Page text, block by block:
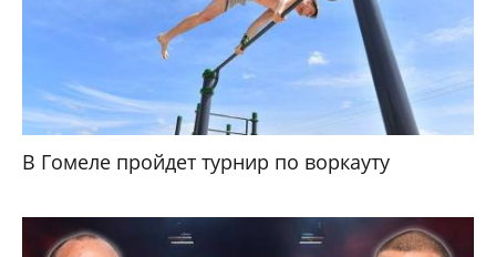
В Гомеле пройдет турнир по воркауту